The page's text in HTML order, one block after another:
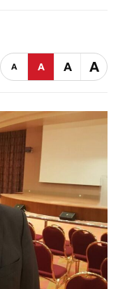
Α Α Α Α